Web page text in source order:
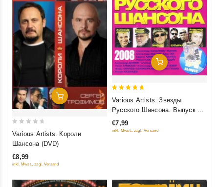
Добавить В Корзину
5
Various Artists. Короли
Шансона (DVD)
€8,99
inkl. Mwst., zzgl. Versand
Добавить В Корзину
Various Artists. Звезды
Русского Шансона. Выпуск 11
(2008)
€7,99
inkl. Mwst., zzgl. Versand